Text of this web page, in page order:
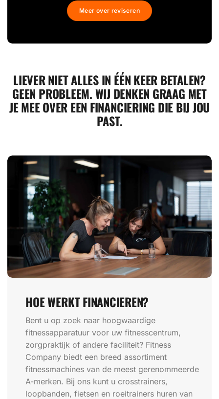
Meer over reviseren
LIEVER NIET ALLES IN ÉÉN KEER BETALEN?
GEEN PROBLEEM. WIJ DENKEN GRAAG MET
JE MEE OVER EEN FINANCIERING DIE BIJ JOU
PAST.
HOE WERKT FINANCIEREN?
Bent u op zoek naar hoogwaardige
fitnessapparatuur voor uw fitnesscentrum,
zorgpraktijk of andere faciliteit? Fitness
Company biedt een breed assortiment
fitnessmachines van de meest gerenommeerde
A-merken. Bij ons kunt u crosstrainers,
loopbanden, fietsen en roeitrainers huren van